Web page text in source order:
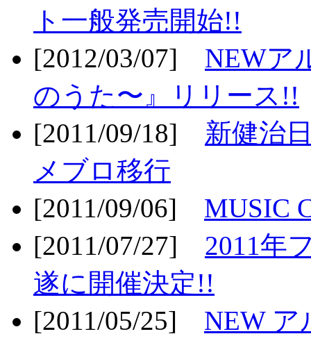
ト一般発売開始!!
[2012/03/07] NEWア
のうた〜』リリース!!
[2011/09/18] 新健治
メブロ移行
[2011/09/06] MUSIC
[2011/07/27] 2011年
遂に開催決定!!
[2011/05/25] NEW